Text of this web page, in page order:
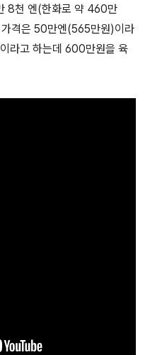
8천 엔(한화로 약 460만
격은 50만엔(565만원)이라
라고 하는데 600만원을 육